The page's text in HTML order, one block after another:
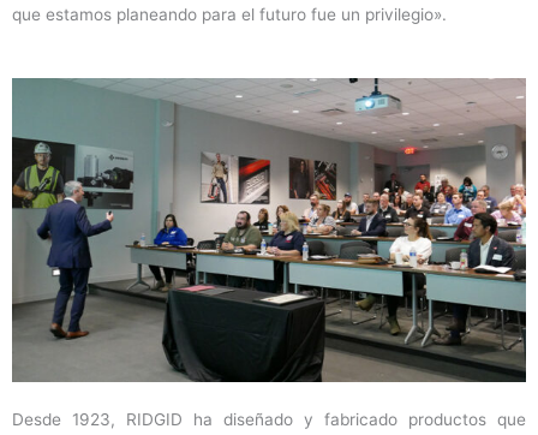
que estamos planeando para el futuro fue un privilegio».
Desde 1923, RIDGID ha diseñado y fabricado productos que